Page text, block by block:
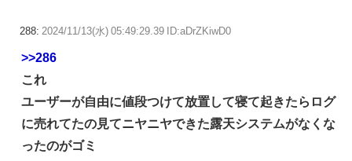
288: 2024/11/13(水) 05:49:29.39 ID:aDrZKiwD0
>>286
これ
ユーザーが自由に値段つけて放置して寝て起きたらログ
に売れてたの見てニヤニヤできた露天システムがなくな
ったのがゴミ